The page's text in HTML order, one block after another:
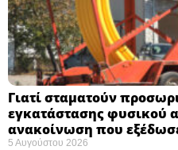
Γιατί σταματούν
εγκατάστασης φυσικού
ανακοίνωση που
5 Αυγούστου 2026